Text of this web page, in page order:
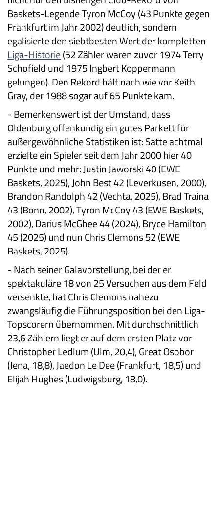
Baskets-Legende Tyron McCoy (43 Punkte gegen
Frankfurt im Jahr 2002) deutlich, sondern
egalisierte den siebtbesten Wert der kompletten
Liga-Historie(52 Zähler waren zuvor 1974 Terry
Schofield und 1975 Ingbert Koppermann
gelungen). Den Rekord hält nach wie vor Keith
Gray, der 1988 sogar auf 65 Punkte kam.
- Bemerkenswert ist der Umstand, dass
Oldenburg offenkundig ein gutes Parkett für
außergewöhnliche Statistiken ist: Satte achtmal
erzielte ein Spieler seit dem Jahr 2000 hier 40
Punkte und mehr: Justin Jaworski 40 (EWE
Baskets, 2025), John Best 42 (Leverkusen, 2000),
Brandon Randolph 42 (Vechta, 2025), Brad Traina
43 (Bonn, 2002), Tyron McCoy 43 (EWE Baskets,
2002), Darius McGhee 44 (2024), Bryce Hamilton
45 (2025) und nun Chris Clemons 52 (EWE
Baskets, 2025).
- Nach seiner Galavorstellung, bei der er
spektakuläre 18 von 25 Versuchen aus dem Feld
versenkte, hat Chris Clemons nahezu
zwangsläufig die Führungsposition bei den Liga-
Topscorern übernommen. Mit durchschnittlich
23,6 Zählern liegt er auf dem ersten Platz vor
Christopher Ledlum (Ulm, 20,4), Great Osobor
(Jena, 18,8), Jaedon Le Dee (Frankfurt, 18,5) und
Elijah Hughes (Ludwigsburg, 18,0).